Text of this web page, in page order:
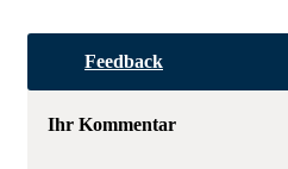
Feedback
Ihr Kommentar